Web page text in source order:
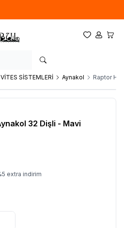
Favorilerim
Hesabım
VİTES SİSTEMLERİ Aynakol Raptor
32 Dişli - Mavi
5 extra indirim